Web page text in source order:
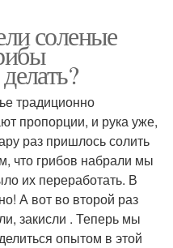
соленые
традиционно
пропорции, и рука уже,
раз пришлось солить
что грибов набрали мы
их переработать. В
А вот во второй раз
закисли . Теперь мы
опытом в этой